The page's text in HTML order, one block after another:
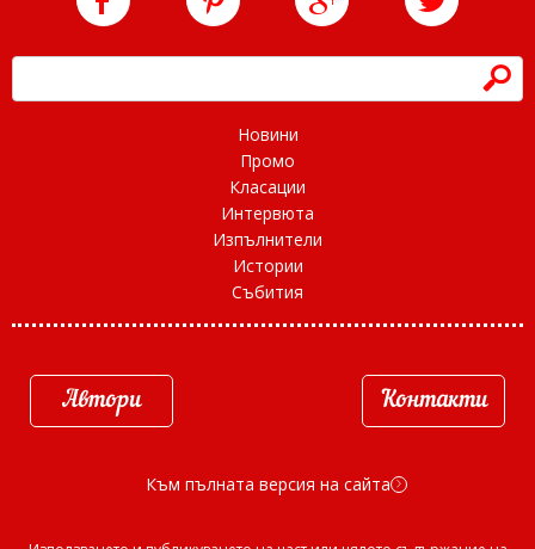
h
Новини
Промо
Класации
Интервюта
Изпълнители
Истории
Събития
Автори Контакти
Към пълната версия на сайта d